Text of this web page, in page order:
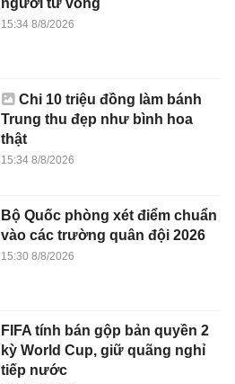
15:34 8/8/2026
Chi 10 triệu đồng làm bánh
Trung thu đẹp như bình hoa
thật
15:34 8/8/2026
Bộ Quốc phòng xét điểm chuẩn
vào các trường quân đội 2026
15:30 8/8/2026
FIFA tính bán gộp bản quyền 2
kỳ World Cup, giữ quãng nghỉ
tiếp nước